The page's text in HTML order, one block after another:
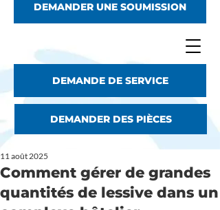
DEMANDER UNE SOUMISSION
DEMANDE DE SERVICE
DEMANDER DES PIÈCES
Comment gérer de grandes
quantités de lessive dans un
11 août 2025